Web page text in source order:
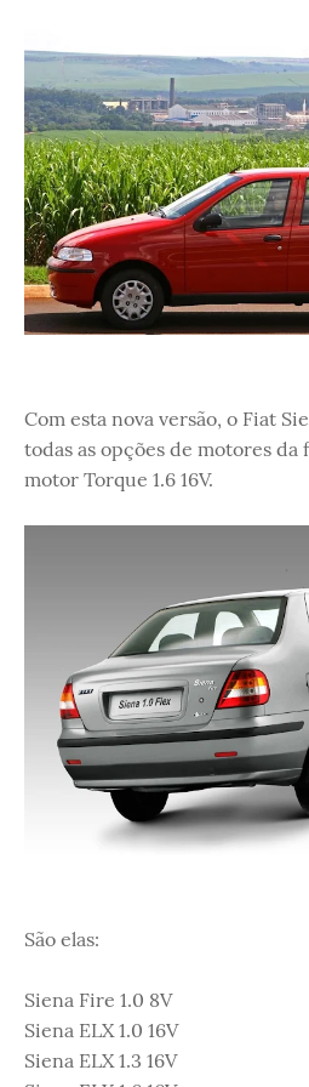
Com esta nova versão, o Fiat
todas as opções de motores da
motor Torque 1.6 16V.
São elas:
Siena Fire 1.0 8V
Siena ELX 1.0 16V
Siena ELX 1.3 16V